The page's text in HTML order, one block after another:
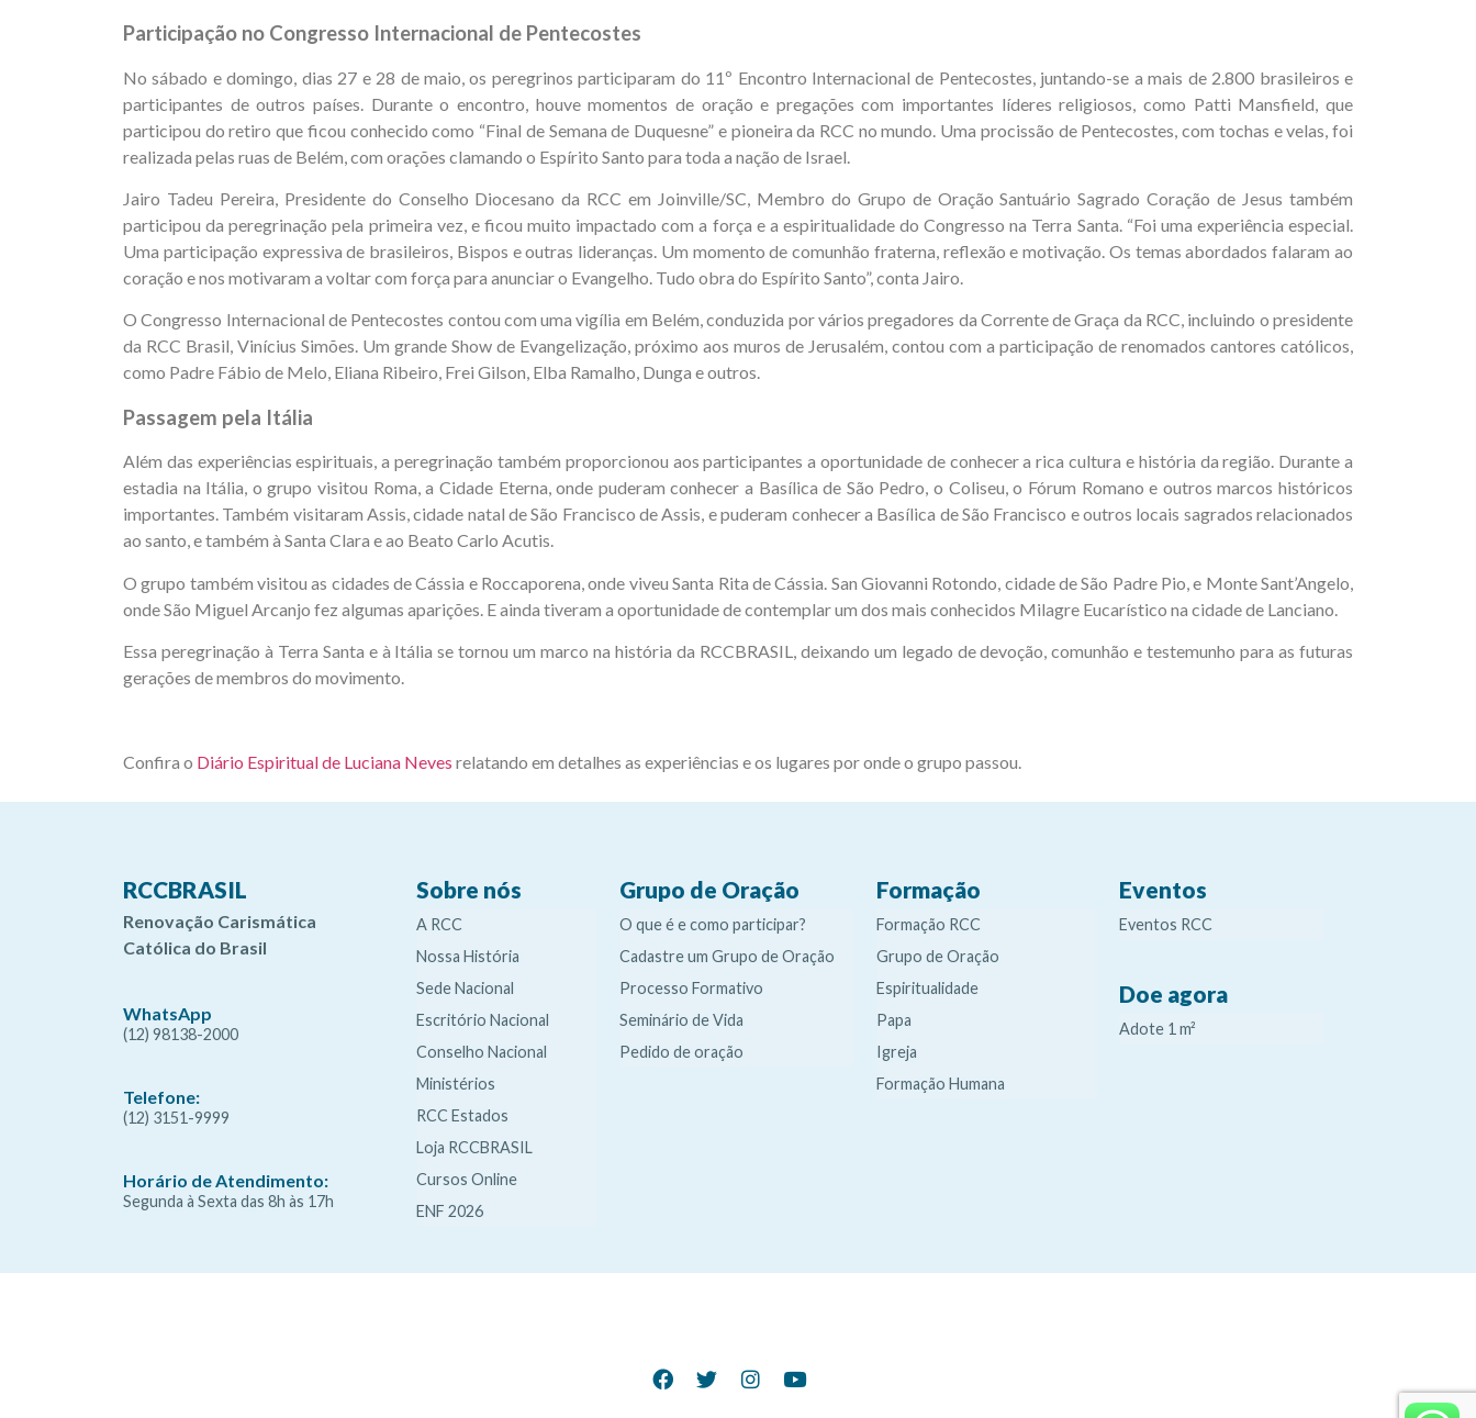
Participação no Congresso Internacional de Pentecostes
No sábado e domingo, dias 27 e 28 de maio, os peregrinos participaram do 11º Encontro Internacional de Pentecostes, juntando-se a mais de 2.800 brasileiros e
participantes de outros países. Durante o encontro, houve momentos de oração e pregações com importantes líderes religiosos, como Patti Mansfield, que
participou do retiro que ficou conhecido como “Final de Semana de Duquesne” e pioneira da RCC no mundo. Uma procissão de Pentecostes, com tochas e velas, foi
realizada pelas ruas de Belém, com orações clamando o Espírito Santo para toda a nação de Israel.
Jairo Tadeu Pereira, Presidente do Conselho Diocesano da RCC em Joinville/SC, Membro do Grupo de Oração Santuário Sagrado Coração de Jesus também
participou da peregrinação pela primeira vez, e ficou muito impactado com a força e a espiritualidade do Congresso na Terra Santa. “Foi uma experiência especial.
Uma participação expressiva de brasileiros, Bispos e outras lideranças. Um momento de comunhão fraterna, reflexão e motivação. Os temas abordados falaram ao
coração e nos motivaram a voltar com força para anunciar o Evangelho. Tudo obra do Espírito Santo”, conta Jairo.
O Congresso Internacional de Pentecostes contou com uma vigília em Belém, conduzida por vários pregadores da Corrente de Graça da RCC, incluindo o presidente
da RCC Brasil, Vinícius Simões. Um grande Show de Evangelização, próximo aos muros de Jerusalém, contou com a participação de renomados cantores católicos,
como Padre Fábio de Melo, Eliana Ribeiro, Frei Gilson, Elba Ramalho, Dunga e outros.
Passagem pela Itália
Além das experiências espirituais, a peregrinação também proporcionou aos participantes a oportunidade de conhecer a rica cultura e história da região. Durante a
estadia na Itália, o grupo visitou Roma, a Cidade Eterna, onde puderam conhecer a Basílica de São Pedro, o Coliseu, o Fórum Romano e outros marcos históricos
importantes. Também visitaram Assis, cidade natal de São Francisco de Assis, e puderam conhecer a Basílica de São Francisco e outros locais sagrados relacionados
ao santo, e também à Santa Clara e ao Beato Carlo Acutis.
O grupo também visitou as cidades de Cássia e Roccaporena, onde viveu Santa Rita de Cássia. San Giovanni Rotondo, cidade de São Padre Pio, e Monte Sant’Angelo,
onde São Miguel Arcanjo fez algumas aparições. E ainda tiveram a oportunidade de contemplar um dos mais conhecidos Milagre Eucarístico na cidade de Lanciano.
Essa peregrinação à Terra Santa e à Itália se tornou um marco na história da RCCBRASIL, deixando um legado de devoção, comunhão e testemunho para as futuras
gerações de membros do movimento.
Confira o Diário Espiritual de Luciana Neves relatando em detalhes as experiências e os lugares por onde o grupo passou.
RCCBRASIL
Renovação Carismática
Católica do Brasil
WhatsApp
(12) 98138-2000
Telefone:
(12) 3151-9999
Horário de Atendimento:
Segunda à Sexta das 8h às 17h
Sobre nós
A RCC
Nossa História
Sede Nacional
Escritório Nacional
Conselho Nacional
Ministérios
RCC Estados
Loja RCCBRASIL
Cursos Online
ENF 2026
Grupo de Oração
O que é e como participar?
Cadastre um Grupo de Oração
Processo Formativo
Seminário de Vida
Pedido de oração
Formação
Formação RCC
Grupo de Oração
Espiritualidade
Papa
Igreja
Formação Humana
Eventos
Eventos RCC
Doe agora
Adote 1 m²